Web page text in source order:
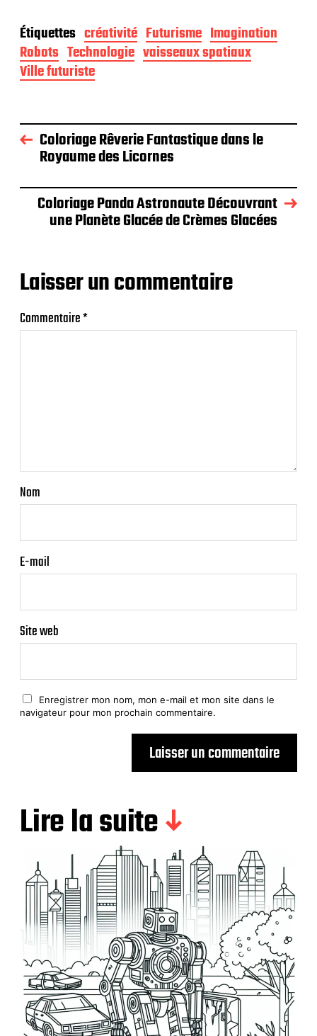
Étiquettes créativité Futurisme Imagination
Robots Technologie vaisseaux spatiaux
Ville futuriste
Coloriage Rêverie Fantastique dans le
Royaume des Licornes
Coloriage Panda Astronaute Découvrant
une Planète Glacée de Crèmes Glacées
Laisser un commentaire
Commentaire*
Nom
E-mail
Site web
Enregistrer mon nom, mon e-mail et mon site dans le
navigateur pour mon prochain commentaire.
Lire la suite